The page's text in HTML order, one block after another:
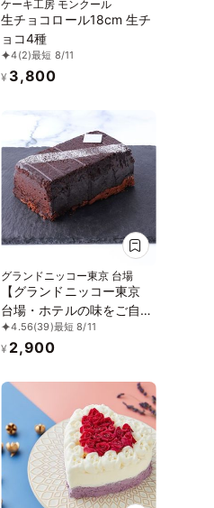
ケーキ工房 モンクール
生チョコロール18cm 生チ
ョコ4種
4(2)最短 8/11
¥ 3,800
グランドニッコー東京 台場
【グランドニッコー東京
台場・ホテルの味をご自宅
で】ショコラ ドゥ スール
4.56(39)最短 8/11
¥ 2,900